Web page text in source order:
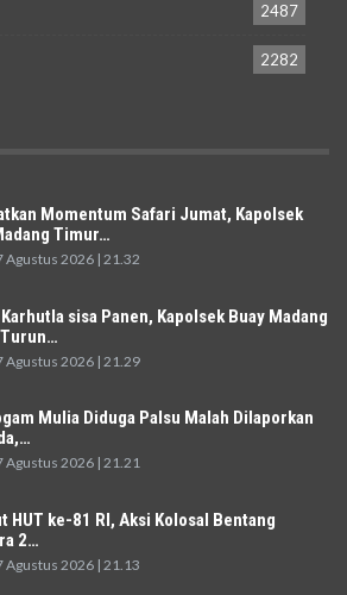
2487
2282
Momentum Safari Jumat, Kapolsek
Timur…
Agustus 2026 | 21.32
sisa Panen, Kapolsek Buay Madang
Agustus 2026 | 21.29
Mulia Diduga Palsu Malah Dilaporkan
Agustus 2026 | 21.21
HUT ke-81 RI, Aksi Kolosal Bentang
2…
Agustus 2026 | 21.13